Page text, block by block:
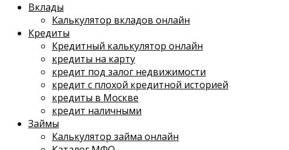
Вклады
Калькулятор вкладов онлайн
Кредиты
Кредитный калькулятор онлайн
кредиты на карту
кредит под залог недвижимости
кредит с плохой кредитной историей
кредиты в Москве
кредит наличными
Займы
Калькулятор займа онлайн